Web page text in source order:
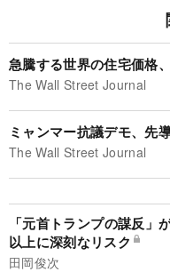
急騰する世界の住宅価格
The Wall Street Journal
ミャンマー抗議デモ、先
The Wall Street Journal
「元首トランプの謀反」
以上に深刻なリスク
田岡俊次